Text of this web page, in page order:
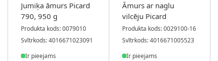
Jumiķa āmurs Picard
790, 950 g
Produkta kods: 0079010
Svītrkods: 4016671023091
Ir pieejams
Āmurs ar naglu
vilcēju Picard
Produkta kods: 0029100-16
Svītrkods: 4016671005523
Ir pieejams